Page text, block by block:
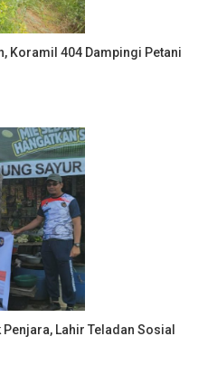
Koramil 404 Dampingi Petani
Penjara, Lahir Teladan Sosial